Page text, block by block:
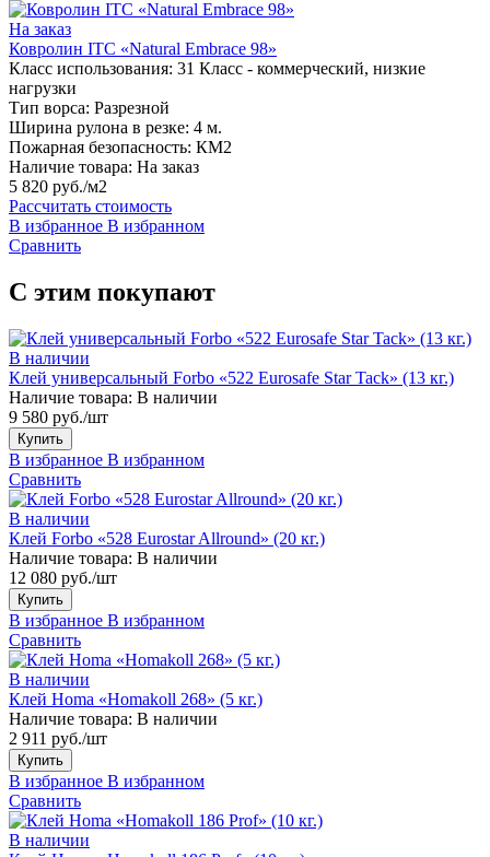
На заказ
Ковролин ITC «Natural Embrace 98»
Класс использования: 31 Класс - коммерческий, низкие
нагрузки
Тип ворса: Разрезной
Ширина рулона в резке: 4 м.
Пожарная безопасность: КМ2
Наличие товара: На заказ
5 820 руб./м2
Рассчитать стоимость
В избранное В избранном
Сравнить
С этим покупают
В наличии
Клей универсальный Forbo «522 Eurosafe Star Tack» (13 кг.)
Наличие товара: В наличии
9 580 руб./шт
Купить
В избранное В избранном
Сравнить
В наличии
Клей Forbo «528 Eurostar Allround» (20 кг.)
Наличие товара: В наличии
12 080 руб./шт
Купить
В избранное В избранном
Сравнить
В наличии
Клей Homa «Homakoll 268» (5 кг.)
Наличие товара: В наличии
2 911 руб./шт
Купить
В избранное В избранном
Сравнить
В наличии